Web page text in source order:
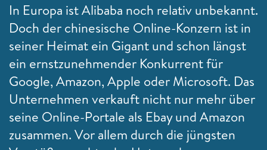
In Europa ist Alibaba noch relativ unbekannt.
Doch der chinesische Online-Konzern ist in
seiner Heimat ein Gigant und schon längst
ein ernstzunehmender Konkurrent für
Google, Amazon, Apple oder Microsoft. Das
Unternehmen verkauft nicht nur mehr über
seine Online-Portale als Ebay und Amazon
zusammen. Vor allem durch die jüngsten